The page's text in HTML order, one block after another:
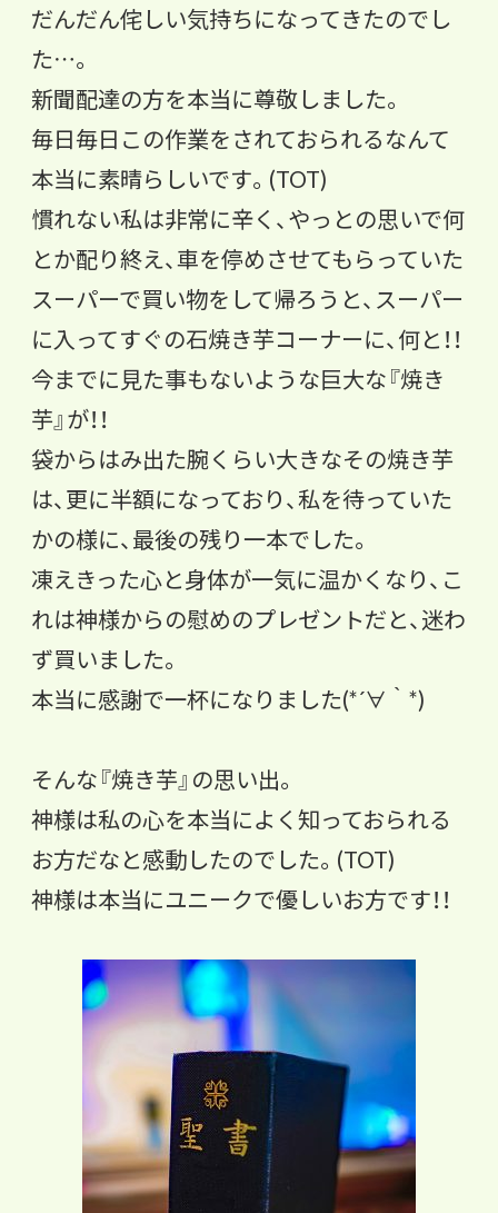
だんだん侘しい気持ちになってきたのでし
た…。
新聞配達の方を本当に尊敬しました。
毎日毎日この作業をされておられるなんて
本当に素晴らしいです。 (TOT)
慣れない私は非常に辛く、やっとの思いで何
とか配り終え、車を停めさせてもらっていた
スーパーで買い物をして帰ろうと、 スーパー
に入ってすぐの石焼き芋コーナーに、何と！！
今までに見た事もないような巨大な『焼き
芋』が！！
袋からはみ出た腕くらい大きなその焼き芋
は、更に半額になっており、私を待っていた
かの様に、最後の残り一本でした。
凍えきった心と身体が一気に温かくなり、 こ
れは神様からの慰めのプレゼントだと、迷わ
ず買いました。
本当に感謝で一杯になりました(*´∀｀*)
そんな『焼き芋』の思い出。
神様は私の心を本当によく知っておられる
お方だなと感動したので した。(TOT)
神様は本当にユニークで優しいお方です！！